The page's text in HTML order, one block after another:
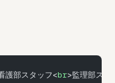
護部スタッフ<br>監理部ス